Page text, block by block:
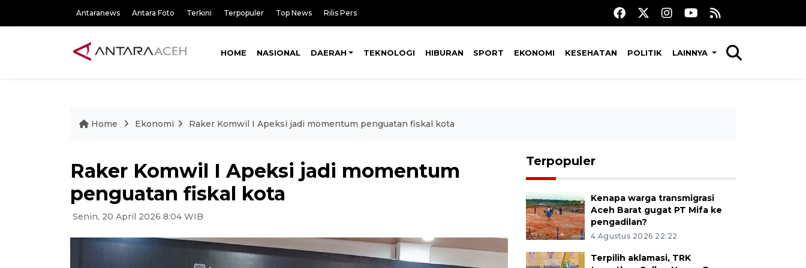
Antaranews Antara Foto Terkini Terpopuler Top News Rilis Pers
HOME NASIONAL DAERAH TEKNOLOGI HIBURAN SPORT EKONOMI KESEHATAN POLITIK LAINNYA
Home Ekonomi Raker Komwil I Apeksi jadi momentum penguatan fiskal kota
Raker Komwil I Apeksi jadi momentum
penguatan fiskal kota
Senin, 20 April 2026 8:04 WIB
Terpopuler
Kenapa warga transmigrasi
Aceh Barat gugat PT Mifa ke
pengadilan?
4 Agustus 2026 22:22
Terpilih aklamasi, TRK